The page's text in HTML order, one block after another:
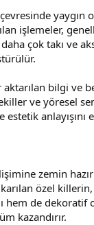
yaygın
işlemeler,
çok takı ve
bilgi ve
ve yöresel
anlayışını
zemin
özel
hem de
kazandırır.